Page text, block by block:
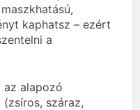
kaphatsz – ezért
a
alapozó
száraz,